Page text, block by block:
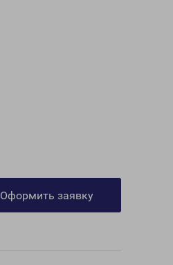
Оформить заявку